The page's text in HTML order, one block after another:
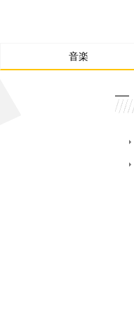
音楽